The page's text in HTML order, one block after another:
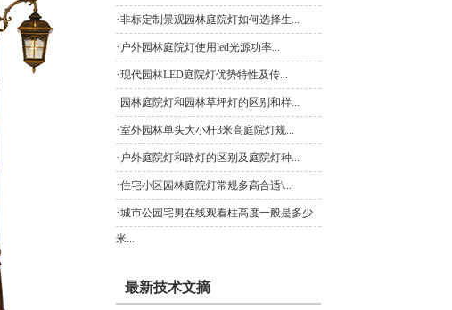
·非标定制景观园林庭院灯如何选择生...
· 户外园林庭院灯使用led光源功率...
·现代园林LED庭院灯优势特性及传...
· 园林庭院灯和园林草坪灯的区别和样...
·室外园林单头大小杆3米高庭院灯规...
· 户外庭院灯和路灯的区别及庭院灯种...
·住宅小区园林庭院灯常规多高合适\...
·城市公园宅男在线观看柱高度一般是多少
米...
最新技术文摘